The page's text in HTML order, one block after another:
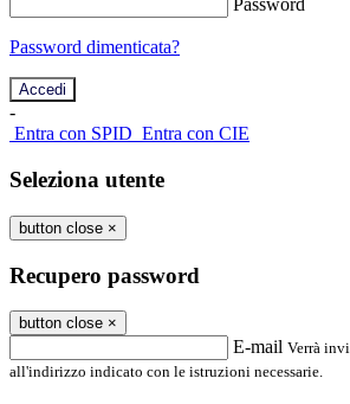
Password
Password dimenticata?
-
Entra con SPID Entra con CIE
Seleziona utente
button close ×
Recupero password
button close ×
E-mail Verrà
all'indirizzo indicato con le istruzioni necessarie.